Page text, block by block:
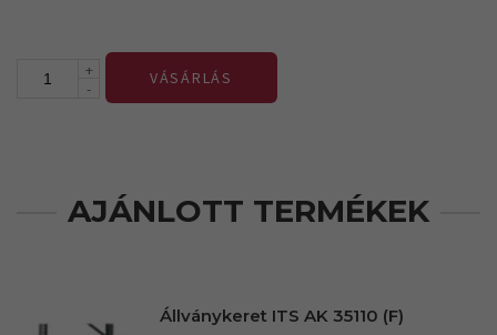
+
-
VÁSÁRLÁS
AJÁNLOTT TERMÉKEK
Állványkeret ITS AK 35110 (F)